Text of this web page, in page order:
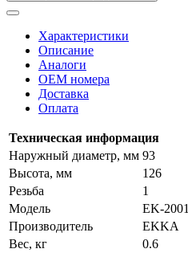
Характеристики
Описание
Аналоги
OEM номера
Доставка
Оплата
Техническая информация
Наружный диаметр, мм 93
Высота, мм
126
Резьба
1
Модель
EK-2001
Производитель
EKKA
Вес, кг
0.6